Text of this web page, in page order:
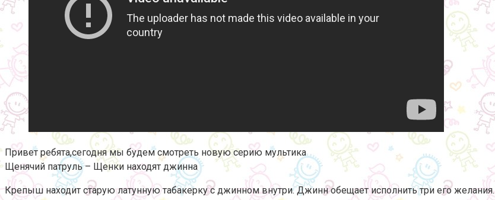
Привет ребята,сегодня мы будем смотреть новую серию мультика
Щенячий патруль – Щенки находят джинна
Крепыш находит старую латунную табакерку с джинном внутри. Джинн обещает исполнить три его желания.